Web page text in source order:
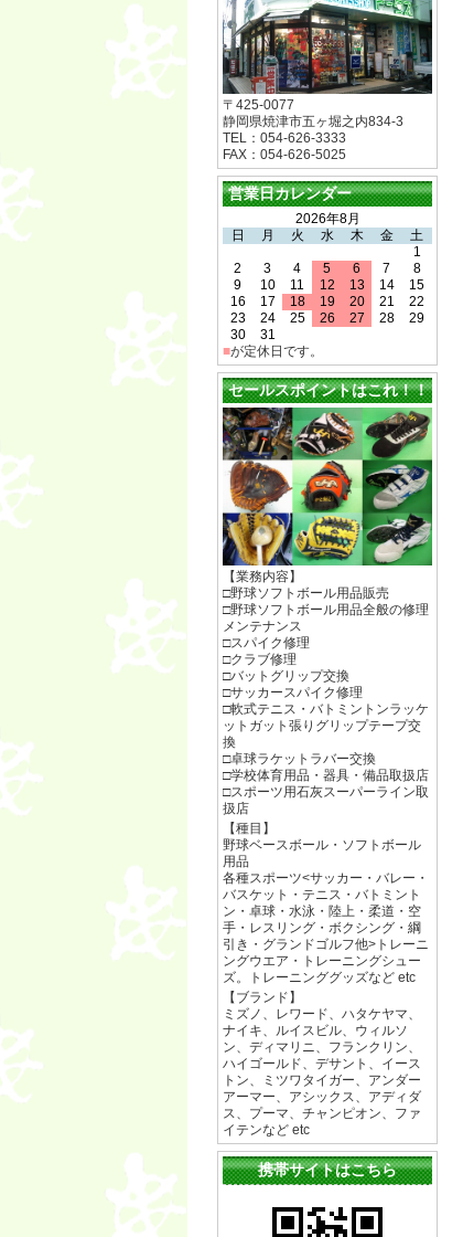
〒425-0077
静岡県焼津市五ヶ堀之内834-3
TEL：054-626-3333
FAX：054-626-5025
営業日カレンダー
2026年8月
日
月 火 水 木 金
土
1
2
3 4 5 6 7
8
9
10 11 12 13 14
15
16
17 18 19 20 21
22
23
24 25 26 27 28
29
30
31
■が定休日です。
セールスポイントはこれ！！
【業務内容】
□野球ソフトボール用品販売
□野球ソフトボール用品全般の修理
メンテナンス
□スパイク修理
□クラブ修理
□バットグリップ交換
□サッカースパイク修理
□軟式テニス・バトミントンラッケ
ットガット張りグリップテープ交
換
□卓球ラケットラバー交換
□学校体育用品・器具・備品取扱店
□スポーツ用石灰スーパーライン取
扱店
【種目】
野球ベースボール・ソフトボール
用品
各種スポーツ<サッカー・バレー・
バスケット・テニス・バトミント
ン・卓球・水泳・陸上・柔道・空
手・レスリング・ボクシング・綱
引き・グランドゴルフ他>トレーニ
ングウエア・トレーニングシュー
ズ。トレーニンググッズなど etc
【ブランド】
ミズノ、レワード、ハタケヤマ、
ナイキ、ルイスビル、ウィルソ
ン、ディマリニ、フランクリン、
ハイゴールド、デサント、イース
トン、ミツワタイガー、アンダー
アーマー、アシックス、アディダ
ス、プーマ、チャンピオン、ファ
イテンなど etc
携帯サイトはこちら